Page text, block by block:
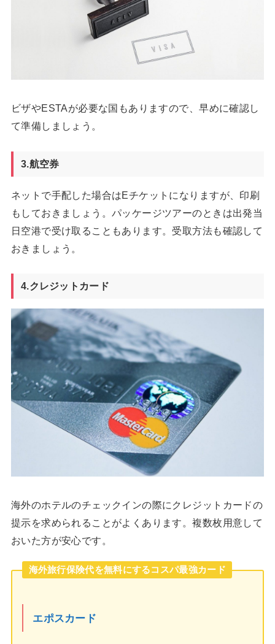
ビザやESTAが必要な国もありますので、早めに確認し
て準備しましょう。
3.航空券
ネットで手配した場合はEチケットになりますが、印刷
もしておきましょう。パッケージツアーのときは出発当
日空港で受け取ることもあります。受取方法も確認して
おきましょう。
4.クレジットカード
海外のホテルのチェックインの際にクレジットカードの
提示を求められることがよくあります。複数枚用意して
おいた方が安心です。
海外旅行保険代を無料にするコスパ最強カード
エポスカード